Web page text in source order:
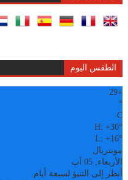
الطقس اليوم
+
29
°
C
H:+30°
L:+16°
مونتريال
الأربعاء, 05 آب
أنظر إلى التنبؤ لسبعة أيام